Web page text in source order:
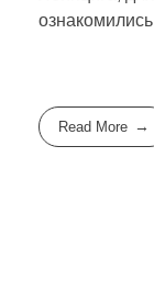
Read More